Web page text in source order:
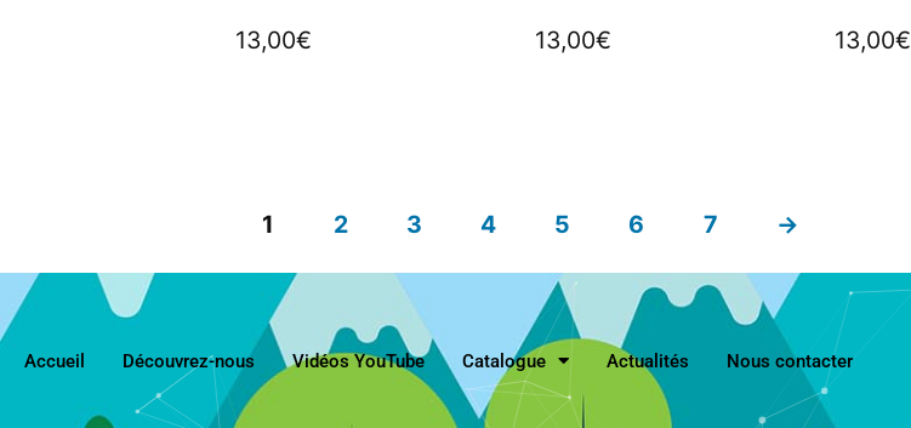
13,00€
13,00€
13,00€
1 2 3 4 5 6 7 →
Accueil Découvrez-nous Vidéos YouTube Catalogue Actualités Nous contacter